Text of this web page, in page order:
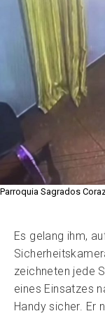
Parroquia Sagrados
Es gelang ihm,
zeichneten jede
eines Einsatzes
Handy sicher. Er